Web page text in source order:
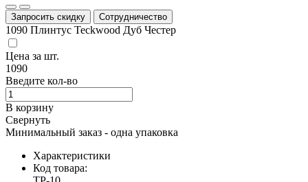
Запросить скидку Сотрудничество
1090 Плинтус Teckwood Дуб Честер
Цена за шт.
1090
Введите кол-во
В корзину
Свернуть
Минимальный заказ - одна упаковка
Характеристики
Код товара: